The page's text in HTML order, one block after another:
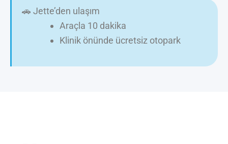
🚗 Jette’den ulaşım
Araçla 10 dakika
Klinik önünde ücretsiz otopark